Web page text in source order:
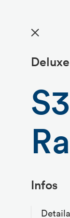
✕
Deluxe
Infos